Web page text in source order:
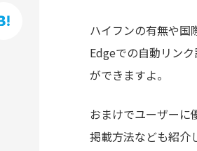
hatena
ハイフンの有無や国
Edgeでの自動リン
ができますよ。
おまけでユーザーに
掲載方法なども紹介